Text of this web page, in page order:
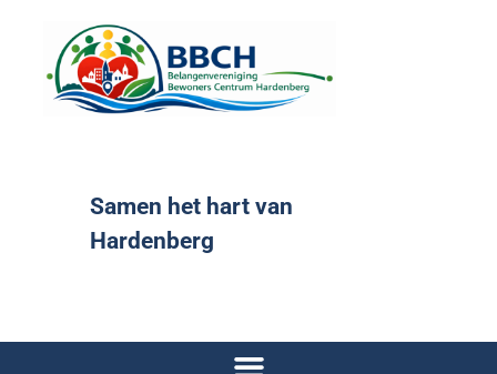
Samen het hart van
Hardenberg